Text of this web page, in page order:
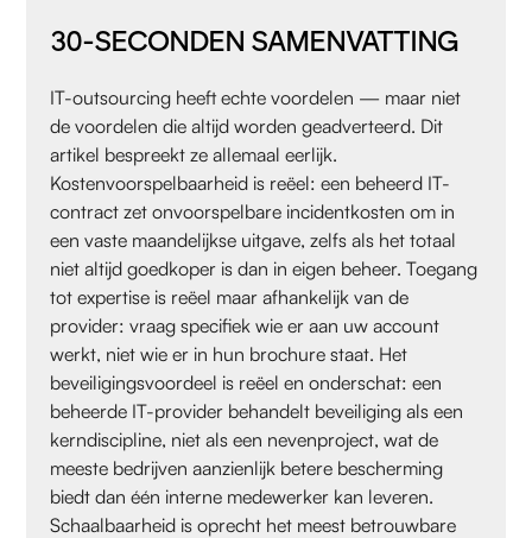
30-SECONDEN SAMENVATTING
IT-outsourcing heeft echte voordelen — maar niet
de voordelen die altijd worden geadverteerd. Dit
artikel bespreekt ze allemaal eerlijk.
Kostenvoorspelbaarheid is reëel: een beheerd IT-
contract zet onvoorspelbare incidentkosten om in
een vaste maandelijkse uitgave, zelfs als het totaal
niet altijd goedkoper is dan in eigen beheer. Toegang
tot expertise is reëel maar afhankelijk van de
provider: vraag specifiek wie er aan uw account
werkt, niet wie er in hun brochure staat. Het
beveiligingsvoordeel is reëel en onderschat: een
beheerde IT-provider behandelt beveiliging als een
kerndiscipline, niet als een nevenproject, wat de
meeste bedrijven aanzienlijk betere bescherming
biedt dan één interne medewerker kan leveren.
Schaalbaarheid is oprecht het meest betrouwbare